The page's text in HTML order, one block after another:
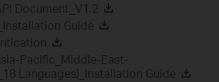
Document_V1.2
Guide
Pacific_Middle-East-
Languages)_Installation Guide